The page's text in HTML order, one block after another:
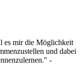
es mir die Möglichkeit
und dabei
-